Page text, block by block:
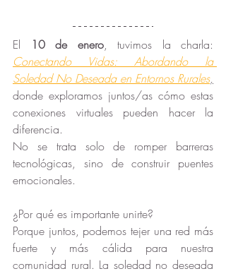
El 10 de enero
Conectando Vidas: Abordando la
Soledad No Deseada en Entornos Rurales,
donde exploramos juntos/as cómo estas
conexiones virtuales pueden hacer la
diferencia.
No se trata solo de romper barreras
tecnológicas, sino de construir puentes
emocionales.
¿Por qué es importante unirte?
Porque juntos, podemos tejer una red más
fuerte y más cálida para nuestra
comunidad rural. La soledad no deseada